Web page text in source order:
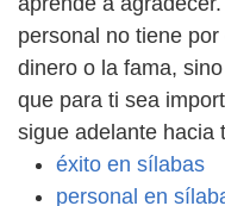
personal no tiene
dinero o la fama,
que para ti sea
sigue adelante hacia
éxito en sílabas
personal en